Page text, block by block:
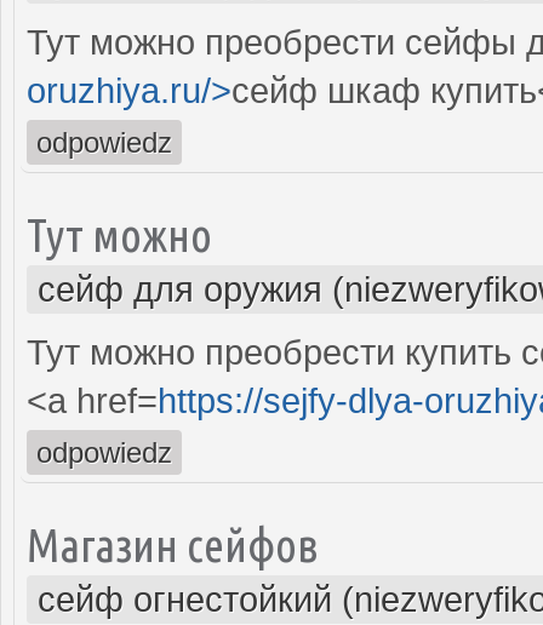
Тут можно преобрести сейфы
oruzhiya.ru/>сейф шкаф
odpowiedz
Тут можно
сейф для оружия
Тут можно преобрести купить
<a href=https://sejfy-dlya-
odpowiedz
Магазин сейфов
сейф огнестойкий